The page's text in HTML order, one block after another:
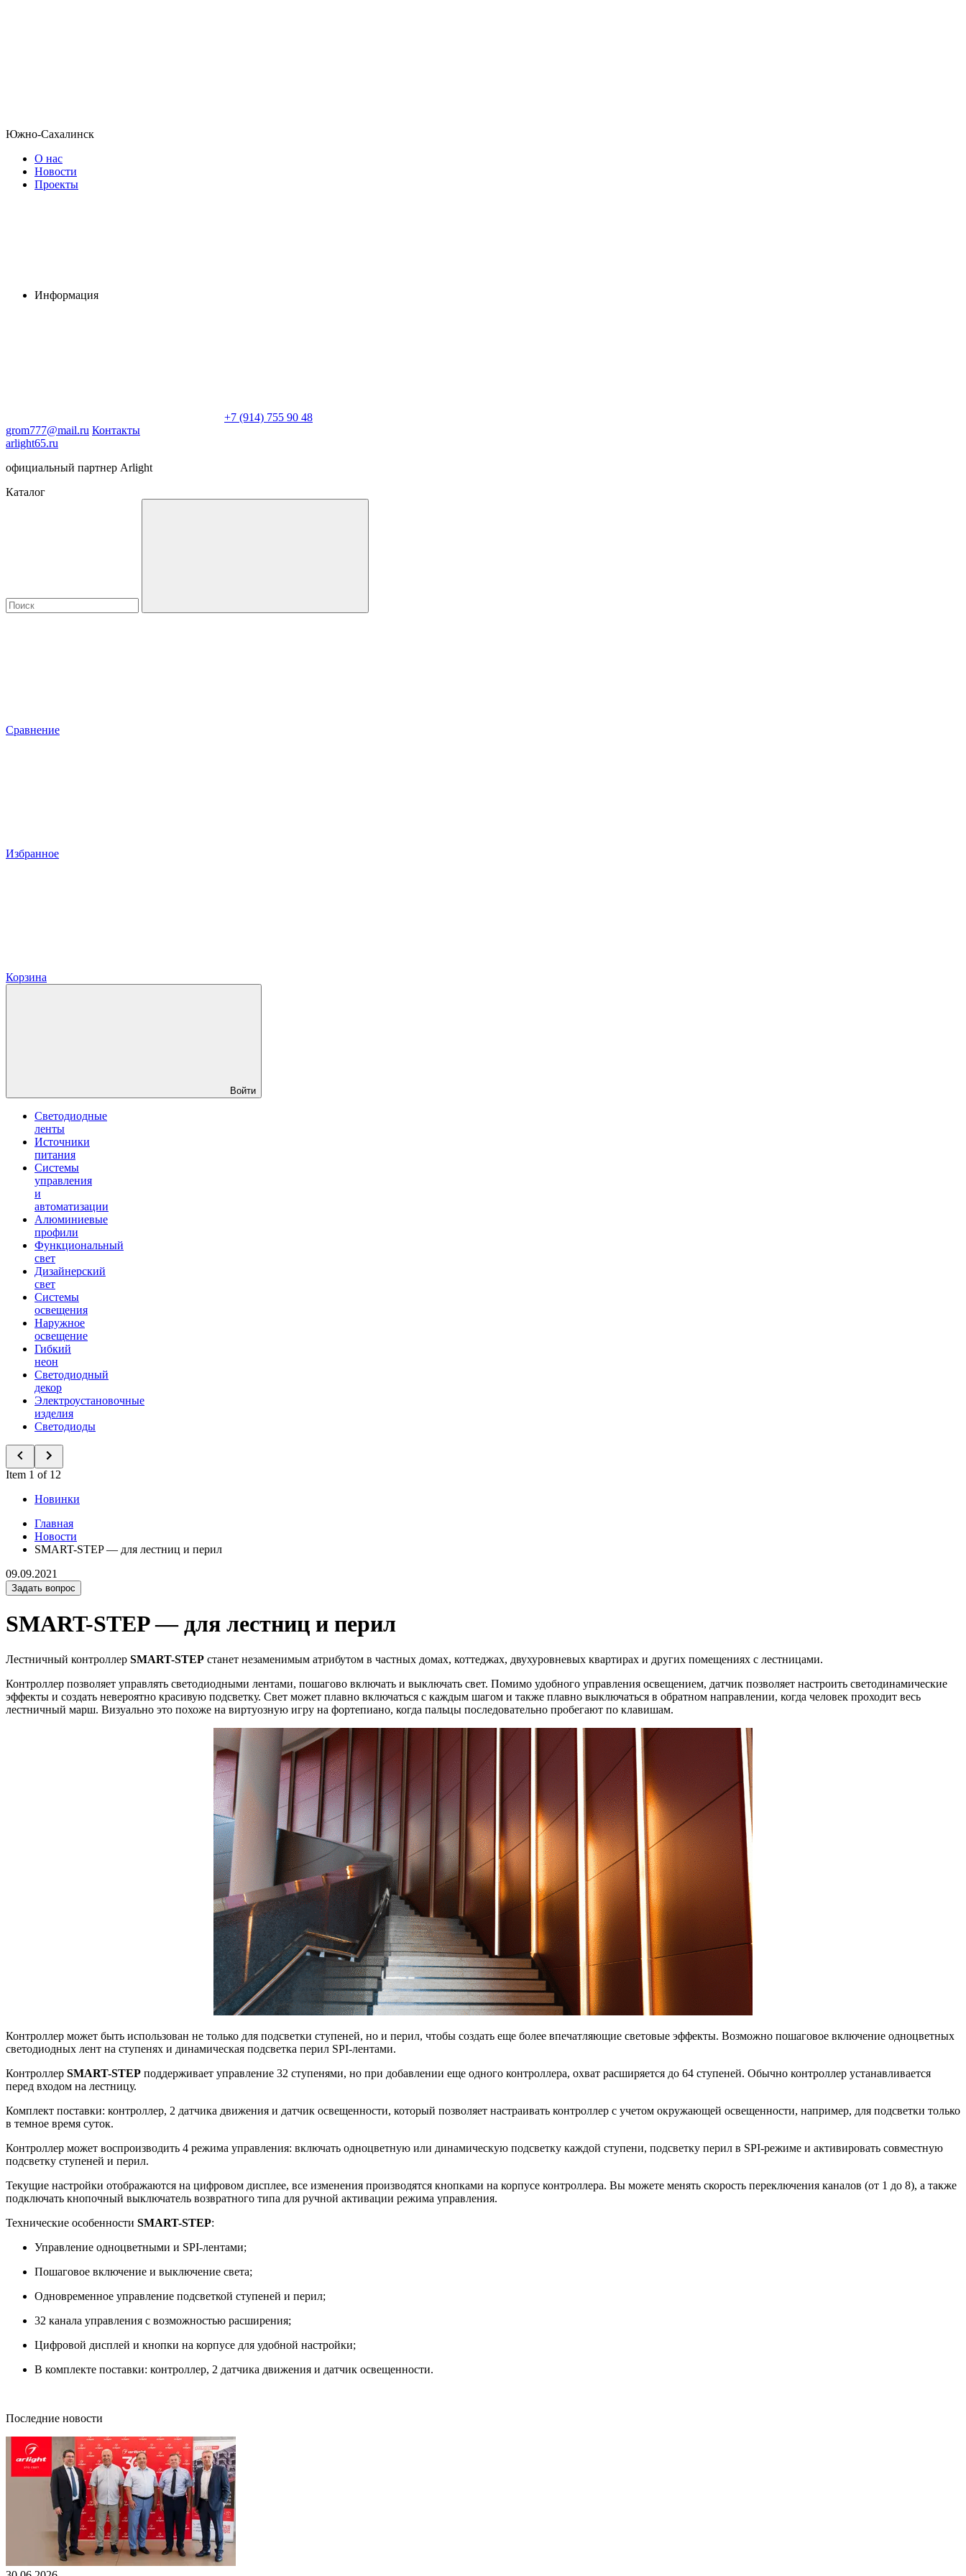
Южно-Сахалинск
О нас
Новости
Проекты
Информация
+7 (914) 755 90 48
grom777@mail.ru Контакты
arlight65.ru
официальный партнер Arlight
Каталог
Сравнение
Избранное
Корзина
Войти
Светодиодные
ленты
Источники
питания
Системы
управления
и
автоматизации
Алюминиевые
профили
Функциональный
свет
Дизайнерский
свет
Системы
освещения
Наружное
освещение
Гибкий
неон
Светодиодный
декор
Электроустановочные
изделия
Светодиоды
Item 1 of 12
Новинки
Главная
Новости
SMART-STEP — для лестниц и перил
09.09.2021
Задать вопрос
SMART-STEP — для лестниц и перил
Лестничный контроллер SMART-STEP станет незаменимым атрибутом в частных домах, коттеджах, двухуровневых квартирах и других помещениях с лестницами.
Контроллер позволяет управлять светодиодными лентами, пошагово включать и выключать свет. Помимо удобного управления освещением, датчик позволяет настроить светодинамические
эффекты и создать невероятно красивую подсветку. Свет может плавно включаться с каждым шагом и также плавно выключаться в обратном направлении, когда человек проходит весь
лестничный марш. Визуально это похоже на виртуозную игру на фортепиано, когда пальцы последовательно пробегают по клавишам.
Контроллер может быть использован не только для подсветки ступеней, но и перил, чтобы создать еще более впечатляющие световые эффекты. Возможно пошаговое включение одноцветных
светодиодных лент на ступенях и динамическая подсветка перил SPI-лентами.
Контроллер SMART-STEP поддерживает управление 32 ступенями, но при добавлении еще одного контроллера, охват расширяется до 64 ступеней. Обычно контроллер устанавливается
перед входом на лестницу.
Комплект поставки: контроллер, 2 датчика движения и датчик освещенности, который позволяет настраивать контроллер с учетом окружающей освещенности, например, для подсветки только
в темное время суток.
Контроллер может воспроизводить 4 режима управления: включать одноцветную или динамическую подсветку каждой ступени, подсветку перил в SPI-режиме и активировать совместную
подсветку ступеней и перил.
Текущие настройки отображаются на цифровом дисплее, все изменения производятся кнопками на корпусе контроллера. Вы можете менять скорость переключения каналов (от 1 до 8), а также
подключать кнопочный выключатель возвратного типа для ручной активации режима управления.
Технические особенности SMART-STEP:
Управление одноцветными и SPI-лентами;
Пошаговое включение и выключение света;
Одновременное управление подсветкой ступеней и перил;
32 канала управления с возможностью расширения;
Цифровой дисплей и кнопки на корпусе для удобной настройки;
В комплекте поставки: контроллер, 2 датчика движения и датчик освещенности.
Последние новости